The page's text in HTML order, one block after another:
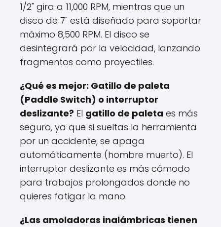
1/2" gira a 11,000 RPM, mientras que un
disco de 7" está diseñado para soportar
máximo 8,500 RPM. El disco se
desintegrará por la velocidad, lanzando
fragmentos como proyectiles.
¿Qué es mejor: Gatillo de paleta
(Paddle Switch) o interruptor
deslizante? El gatillo de paleta es más
seguro, ya que si sueltas la herramienta
por un accidente, se apaga
automáticamente (hombre muerto). El
interruptor deslizante es más cómodo
para trabajos prolongados donde no
quieres fatigar la mano.
¿Las amoladoras inalámbricas tienen